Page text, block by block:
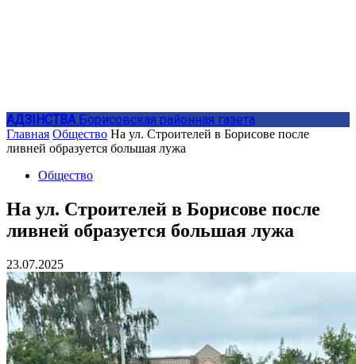
АДЗIНСТВА Борисовская районная газета
Главная Общество На ул. Строителей в Борисове после
ливней образуется большая лужа
Общество
На ул. Строителей в Борисове после
ливней образуется большая лужа
23.07.2025